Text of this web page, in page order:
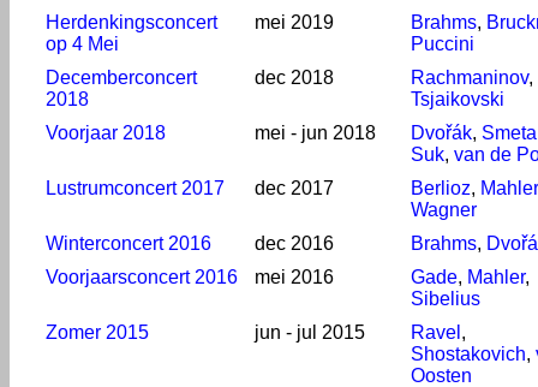
Herdenkingsconcert
op 4 Mei
mei 2019 Brahms,
Puccini
Decemberconcert
2018
dec 2018 Rachmaninov,
Tsjaikovski
Voorjaar 2018
mei - jun 2018 Dvořák,
Suk, van de
Lustrumconcert 2017
dec 2017 Berlioz, Mahler
Wagner
Winterconcert 2016
dec 2016 Brahms,
Voorjaarsconcert 2016
mei 2016 Gade, Mahler,
Sibelius
Zomer 2015
jun - jul 2015 Ravel ,
Shostakovich,
Oosten